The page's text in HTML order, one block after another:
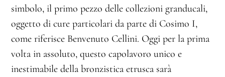
simbolo, il primo pezzo delle collezioni granducali,
oggetto di cure particolari da parte di Cosimo I,
come riferisce Benvenuto Cellini. Oggi per la prima
volta in assoluto, questo capolavoro unico e
inestimabile della bronzistica etrusca sarà